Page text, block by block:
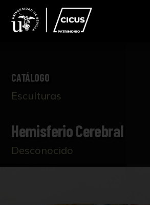
CATÁLOGO
Esculturas
Hemisferio Cerebral
Desconocido